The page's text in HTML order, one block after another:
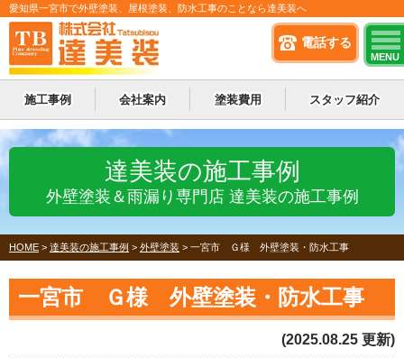
電話する
MENU
愛知県一宮市で外壁塗装、屋根塗装、防水工事のことなら達美装へ
施工事例 会社案内 塗装費用 スタッフ紹介
達美装の施工事例
外壁塗装＆雨漏り専門店 達美装の施工事例
HOME > 達美装の施工事例 > 外壁塗装 > 一宮市 Ｇ様 外壁塗装・防水工事
一宮市 Ｇ様 外壁塗装・防水工事
(2025.08.25 更新)